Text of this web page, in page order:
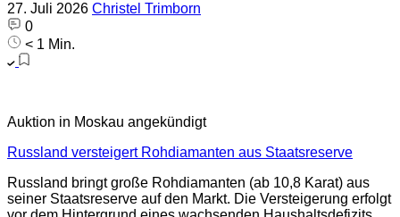
27. Juli 2026 Christel Trimborn
0
< 1 Min.
Auktion in Moskau angekündigt
Russland versteigert Rohdiamanten aus Staatsreserve
Russland bringt große Rohdiamanten (ab 10,8 Karat) aus
seiner Staatsreserve auf den Markt. Die Versteigerung erfolgt